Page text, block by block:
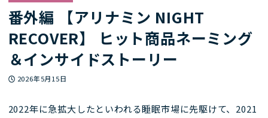
番外編 【アリナミン NIGHT
RECOVER】 ヒット商品ネーミング
＆インサイドストーリー
投稿日
2026年5月15日
2022年に急拡大したといわれる睡眠市場に先駆けて、2021